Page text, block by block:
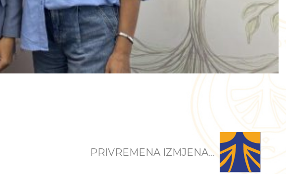
PRIVREMENA IZMJENA...